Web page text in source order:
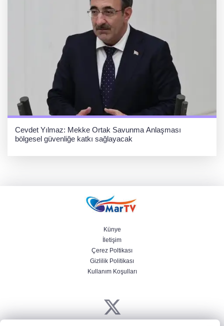
Cevdet Yılmaz: Mekke Ortak Savunma Anlaşması
bölgesel güvenliğe katkı sağlayacak
Künye
İletişim
Çerez Poltikası
Gizlilik Politikası
Kullanım Koşulları